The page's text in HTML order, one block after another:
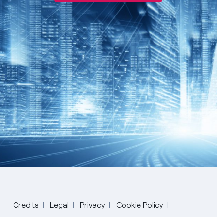
Credits Legal Privacy
Cookie Policy